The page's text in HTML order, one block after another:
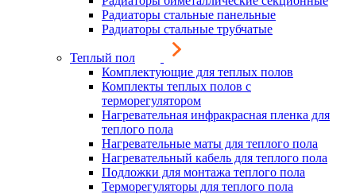
Радиаторы стальные панельные
Радиаторы стальные трубчатые
Теплый пол
Комплектующие для теплых полов
Комплекты теплых полов с
терморегулятором
Нагревательная инфракрасная пленка для
теплого пола
Нагревательные маты для теплого пола
Нагревательный кабель для теплого пола
Подложки для монтажа теплого пола
Терморегуляторы для теплого пола